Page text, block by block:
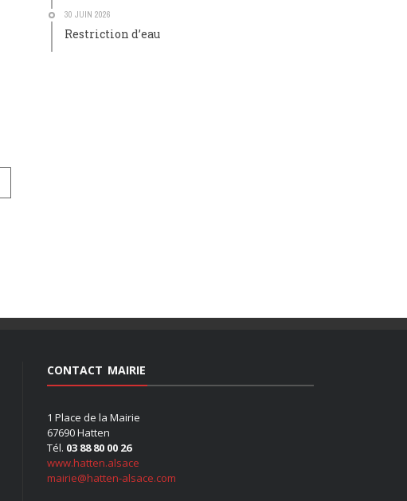
30 JUIN 2026
Restriction d’eau
CONTACT MAIRIE
1 Place de la Mairie
67690 Hatten
Tél. 03 88 80 00 26
www.hatten.alsace
mairie@hatten-alsace.com